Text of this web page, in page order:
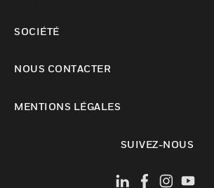
SOCIÉTÉ
NOUS CONTACTER
MENTIONS LÉGALES
SUIVEZ-NOUS